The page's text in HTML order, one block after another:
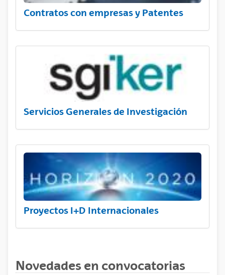
Contratos con empresas y Patentes
Servicios Generales de Investigación
Proyectos I+D Internacionales
Novedades en convocatorias